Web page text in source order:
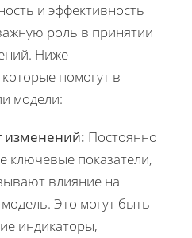
и эффективность
роль в принятии
Ниже
помогут в
модели:
изменений: Постоянно
ключевые показатели,
влияние на
Это могут быть
индикаторы,